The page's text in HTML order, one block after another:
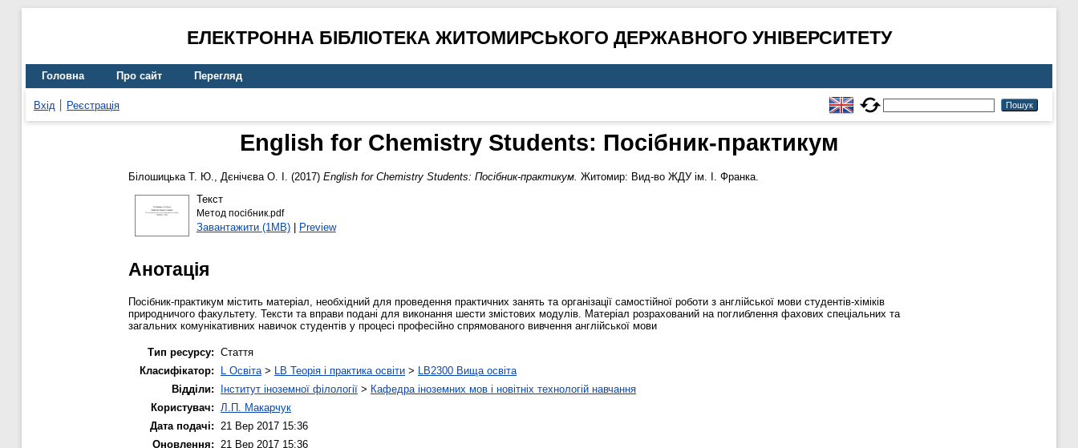
ЕЛЕКТРОННА БІБЛІОТЕКА ЖИТОМИРСЬКОГО ДЕРЖАВНОГО УНІВЕРСИТЕТУ
Головна Про сайт Перегляд
Вхід Реєстрація
English for Chemistry Students: Посібник-практикум
Білошицька Т. Ю., Дєнічєва О. І. (2017) English for Chemistry Students: Посібник-практикум. Житомир: Вид-во ЖДУ ім. І. Франка.
Текст
Метод посібник.pdf
Завантажити (1MB)| Preview
Анотація
Посібник-практикум містить матеріал, необхідний для проведення практичних занять та організації самостійної роботи з англійської мови студентів-хіміків
природничого факультету. Тексти та вправи подані для виконання шести змістових модулів. Матеріал розрахований на поглиблення фахових спеціальних та
загальних комунікативних навичок студентів у процесі професійно спрямованого вивчення англійської мови
Тип ресурсу: Стаття
Класифікатор:
L Освіта > LB Теорія і практика освіти > LB2300 Вища освіта
Відділи:
Інститут іноземної філології > Кафедра іноземних мов і новітніх технологій навчання
Користувач:
Л.П. Макарчук
Дата подачі:
21 Вер 2017 15:36
Оновлення:
21 Вер 2017 15:36